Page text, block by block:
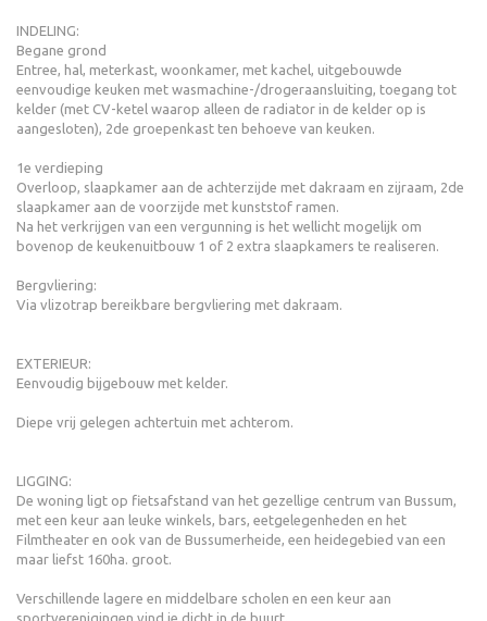
INDELING:
Begane grond
Entree, hal, meterkast, woonkamer, met kachel, uitgebouwde
eenvoudige keuken met wasmachine-/drogeraansluiting, toegang tot
kelder (met CV-ketel waarop alleen de radiator in de kelder op is
aangesloten), 2de groepenkast ten behoeve van keuken.
1e verdieping
Overloop, slaapkamer aan de achterzijde met dakraam en zijraam, 2de
slaapkamer aan de voorzijde met kunststof ramen.
Na het verkrijgen van een vergunning is het wellicht mogelijk om
bovenop de keukenuitbouw 1 of 2 extra slaapkamers te realiseren.
Bergvliering:
Via vlizotrap bereikbare bergvliering met dakraam.
EXTERIEUR:
Eenvoudig bijgebouw met kelder.
Diepe vrij gelegen achtertuin met achterom.
LIGGING:
De woning ligt op fietsafstand van het gezellige centrum van Bussum,
met een keur aan leuke winkels, bars, eetgelegenheden en het
Filmtheater en ook van de Bussumerheide, een heidegebied van een
maar liefst 160ha. groot.
Verschillende lagere en middelbare scholen en een keur aan
sportverenigingen vind je dicht in de buurt.